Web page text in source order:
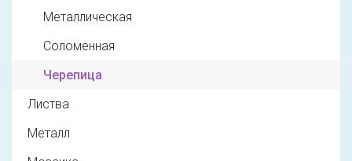
Металлическая
Соломенная
Черепица
Листва
Металл